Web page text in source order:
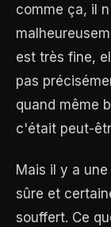
comme ça, il
est très fine,
pas
quand même
c'était peut-
Mais il y a
sûre et
souffert. Ce